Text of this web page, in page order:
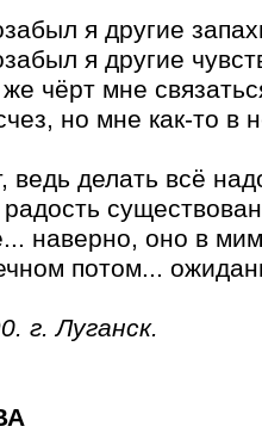
я другие
я другие
чёрт мне
но мне как-то в
ведь делать всё
наверно, оно в
потом...
г. Луганск.